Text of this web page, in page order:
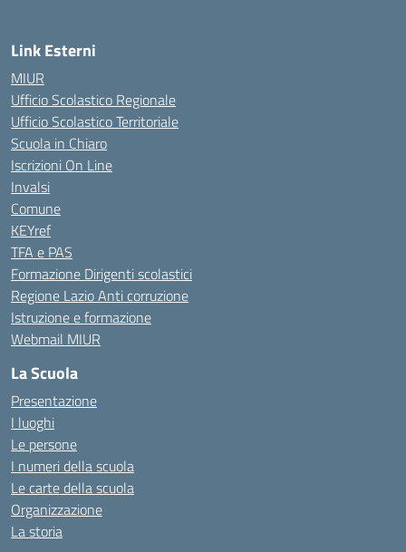
Link Esterni
MIUR
Ufficio Scolastico Regionale
Ufficio Scolastico Territoriale
Scuola in Chiaro
Iscrizioni On Line
Invalsi
Comune
KEYref
TFA e PAS
Formazione Dirigenti scolastici
Regione Lazio Anti corruzione
Istruzione e formazione
Webmail MIUR
La Scuola
Presentazione
I luoghi
Le persone
I numeri della scuola
Le carte della scuola
Organizzazione
La storia